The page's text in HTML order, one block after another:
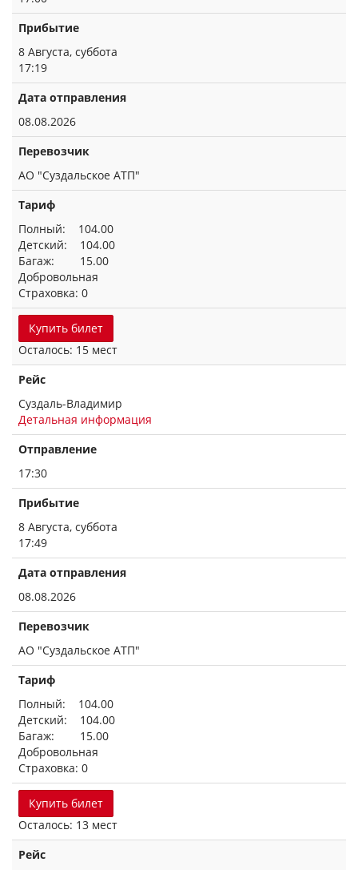
Прибытие
8 Августа, суббота
17:19
Дата отправления
08.08.2026
Перевозчик
АО "Суздальское АТП"
Тариф
Полный: 104.00
Детский: 104.00
Багаж: 15.00
Добровольная
Страховка: 0
Купить билет
Осталось: 15 мест
Рейс
Суздаль-Владимир
Детальная информация
Отправление
17:30
Прибытие
8 Августа, суббота
17:49
Дата отправления
08.08.2026
Перевозчик
АО "Суздальское АТП"
Тариф
Полный: 104.00
Детский: 104.00
Багаж: 15.00
Добровольная
Страховка: 0
Купить билет
Осталось: 13 мест
Рейс